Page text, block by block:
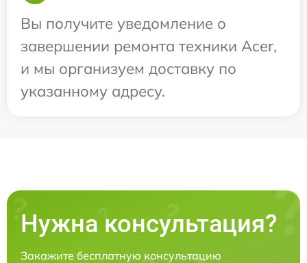
Вы получите уведомление о
завершении ремонта техники Acer,
и мы организуем доставку по
указанному адресу.
Нужна консультация?
Закажите бесплатную консультацию